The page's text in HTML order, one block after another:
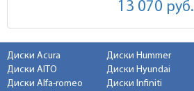
13 070 руб.
Диски Acura
Диски AITO
Диски Alfa-romeo
Диски Hummer
Диски Hyundai
Диски Infiniti